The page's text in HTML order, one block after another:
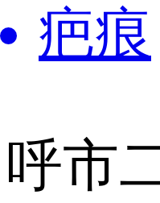
疤痕
呼市